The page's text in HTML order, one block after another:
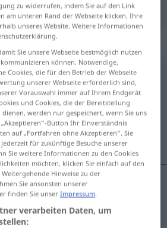
anklicken/antippen)
zu widerrufen, indem Sie auf den Link
am unteren Rand der Webseite klicken. Ihre
unseres Website. Weitere Informationen
Sie unsere Webseite bestmöglich nutzen
können. Notwendige,
Cookies, die für den Betrieb der Webseite
unserer Webseite erforderlich sind,
Vorauswahl immer auf Ihrem Endgerät
und Cookies, die der Bereitstellung
werden nur gespeichert, wenn Sie uns
Button Ihr Einverständnis
auf „Fortfahren ohne Akzeptieren“. Sie
für zukünftige Besuche unserer
Sie weitere Informationen zu den Cookies
möchten, klicken Sie einfach auf den
Hinweise zu der
Sie ansonsten unserer
finden Sie unserImpressum.
verarbeiten Daten, um